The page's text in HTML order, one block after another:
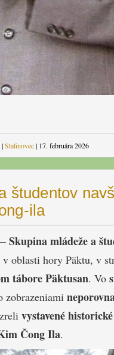
|Stalinovec| 17. februára 2026
študentov
ila
Skupina mládeže a
oblasti hory Päktu, v
tábore Päktusan. Vo
zobrazeniami
vystavené
Čong Ila.